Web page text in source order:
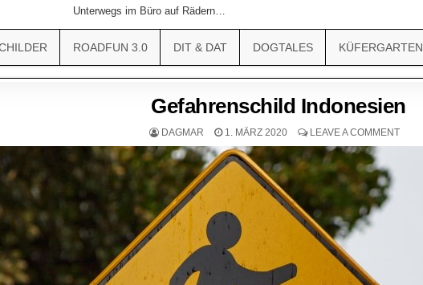
Unterwegs im Büro auf Rädern…
ROADFUN 3.0 DIT & DAT DOGTALES KÜFERGARTEN
Gefahrenschild Indonesien
DAGMAR 1. MÄRZ 2020 LEAVE A COMMENT